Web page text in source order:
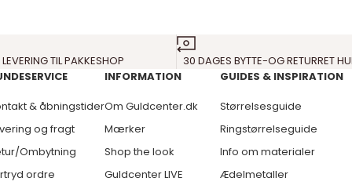
TIL PAKKESHOP 30 DAGES BYTTE-OG RETURRET
& åbningstider
og fragt
Ombytning
ordre
INFORMATION
Om Guldcenter.dk
Mærker
Shop the look
Guldcenter LIVE
GUIDES & INSPIRATION
Størrelsesguide
Ringstørrelseguide
Info om materialer
Ædelmetaller